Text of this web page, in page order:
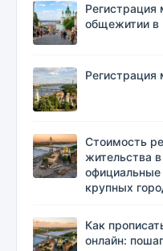
Регистрация
общежитии в
Регистрация
Стоимость
жительства
крупных
Как
онлайн: